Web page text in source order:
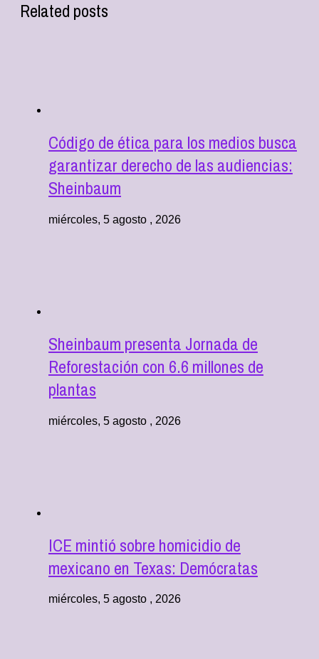
Related posts
Código de ética para los medios busca
garantizar derecho de las audiencias:
Sheinbaum
miércoles, 5 agosto , 2026
Sheinbaum presenta Jornada de
Reforestación con 6.6 millones de
plantas
miércoles, 5 agosto , 2026
ICE mintió sobre homicidio de
mexicano en Texas: Demócratas
miércoles, 5 agosto , 2026